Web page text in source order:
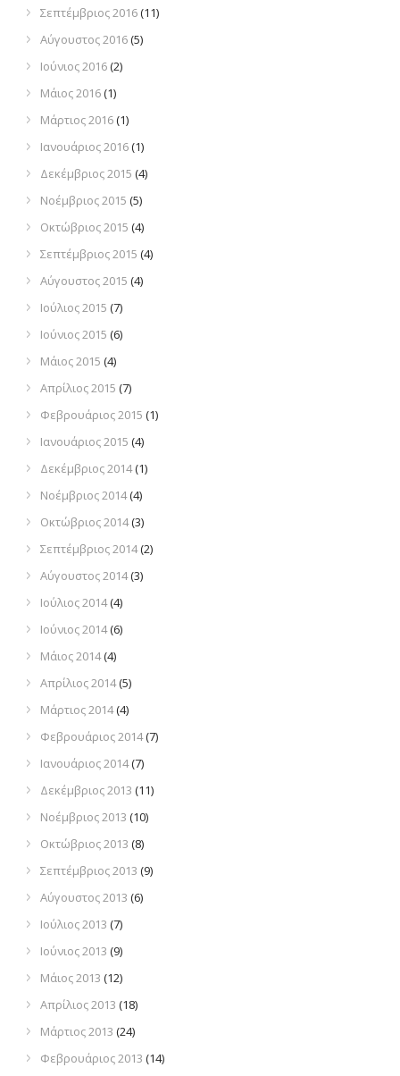
Σεπτέμβριος 2016(11)
Αύγουστος 2016(5)
Ιούνιος 2016(2)
Μάιος 2016(1)
Μάρτιος 2016(1)
Ιανουάριος 2016(1)
Δεκέμβριος 2015 (4)
Νοέμβριος 2015 (5)
Οκτώβριος 2015 (4)
Σεπτέμβριος 2015 (4)
Αύγουστος 2015 (4)
Ιούλιος 2015 (7)
Ιούνιος 2015 (6)
Μάιος 2015 (4)
Απρίλιος 2015 (7)
Φεβρουάριος 2015 (1)
Ιανουάριος 2015 (4)
Δεκέμβριος 2014(1)
Νοέμβριος 2014(4)
Οκτώβριος 2014(3)
Σεπτέμβριος 2014(2)
Αύγουστος 2014(3)
Ιούλιος 2014(4)
Ιούνιος 2014(6)
Μάιος 2014(4)
Απρίλιος 2014(5)
Μάρτιος 2014(4)
Φεβρουάριος 2014(7)
Ιανουάριος 2014(7)
Δεκέμβριος 2013 (11)
Νοέμβριος 2013 (10)
Οκτώβριος 2013 (8)
Σεπτέμβριος 2013 (9)
Αύγουστος 2013 (6)
Ιούλιος 2013 (7)
Ιούνιος 2013 (9)
Μάιος 2013 (12)
Απρίλιος 2013 (18)
Μάρτιος 2013 (24)
Φεβρουάριος 2013 (14)